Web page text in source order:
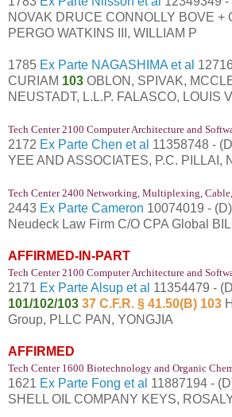
NOVAK DRUCE CONNOLLY BOVE +
PERGO WATKINS III, WILLIAM P
1785 Ex Parte NAGASHIMA et al
CURIAM 103 OBLON, SPIVAK,
NEUSTADT, L.L.P. FALASCO, LOUIS V
Tech Center 2100 Computer Architecture and
2172 Ex Parte Chen et al 11358748 -
YEE AND ASSOCIATES, P.C. PILLAI,
Tech Center 2400 Networking, Multiplexing,
2443 Ex Parte Cameron 10074019 -
Neudeck Law Firm C/O CPA Global
AFFIRMED-IN-PART
Tech Center 2100 Computer Architecture and
2171 Ex Parte Alsup et al 11354479 -
101/102/103 37 C.F.R. § 41.50(B) 103
Group, PLLC PAN, YONGJIA
AFFIRMED
Tech Center 1600 Biotechnology and Organic
1621 Ex Parte Fong et al 11887194 -
SHELL OIL COMPANY KEYS,